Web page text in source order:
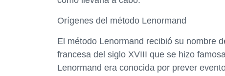
Orígenes del método Lenormand
El método Lenormand recibió su nombre
francesa del siglo XVIII que se hizo
Lenormand era conocida por prever